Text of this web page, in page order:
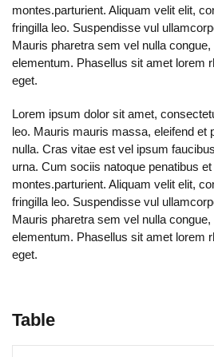
montes.parturient. Aliquam velit elit,
fringilla leo. Suspendisse vul
Mauris pharetra sem vel nulla
elementum. Phasellus sit amet lorem
eget.
Lorem ipsum dolor sit amet,
leo. Mauris mauris massa, eleifend et
nulla. Cras vitae est vel ipsum
urna. Cum sociis natoque penatibus
montes.parturient. Aliquam velit elit,
fringilla leo. Suspendisse vul
Mauris pharetra sem vel nulla
elementum. Phasellus sit amet lorem
eget.
Table